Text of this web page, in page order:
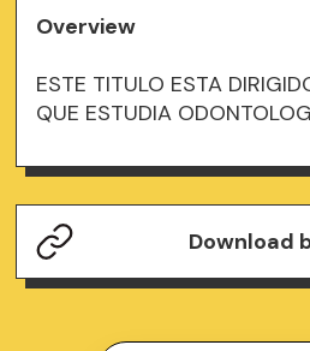
Overview
ESTE TITULO ESTA
QUE ESTUDIA
Download